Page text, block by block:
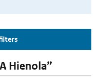
Hienola”